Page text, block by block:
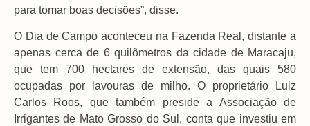
para tomar boas decisões”, disse.
O Dia de Campo aconteceu na Fazenda Real, distante a
apenas cerca de 6 quilômetros da cidade de Maracaju,
que tem 700 hectares de extensão, das quais 580
ocupadas por lavouras de milho. O proprietário Luiz
Carlos Roos, que também preside a Associação de
Irrigantes de Mato Grosso do Sul, conta que investiu em